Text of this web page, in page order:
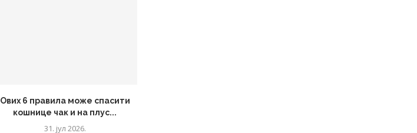
Ових 6 правила може спасити
кошнице чак и на плус...
31. јул 2026.